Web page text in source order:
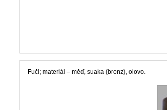
Fuči; materiál – měď, suaka (bronz), olovo.